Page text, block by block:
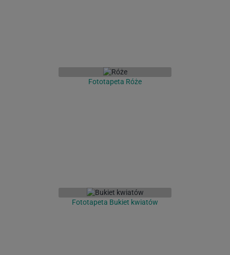
Fototapeta Róże
Fototapeta Bukiet kwiatów